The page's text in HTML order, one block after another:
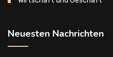
Neuesten Nachrichten